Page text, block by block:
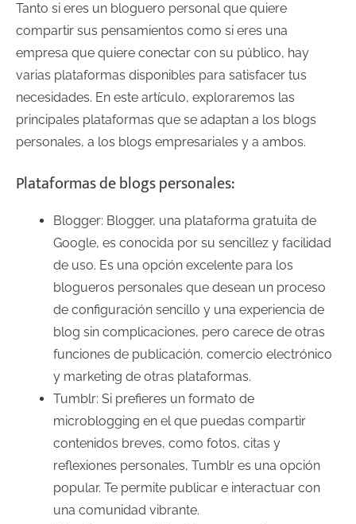
Tanto si eres un bloguero personal que quiere
compartir sus pensamientos como si eres una
empresa que quiere conectar con su público, hay
varias plataformas disponibles para satisfacer tus
necesidades. En este artículo, exploraremos las
principales plataformas que se adaptan a los blogs
personales, a los blogs empresariales y a ambos.
Plataformas de blogs personales:
Blogger: Blogger, una plataforma gratuita de
Google, es conocida por su sencillez y facilidad
de uso. Es una opción excelente para los
blogueros personales que desean un proceso
de configuración sencillo y una experiencia de
blog sin complicaciones, pero carece de otras
funciones de publicación, comercio electrónico
y marketing de otras plataformas.
Tumblr: Si prefieres un formato de
microblogging en el que puedas compartir
contenidos breves, como fotos, citas y
reflexiones personales, Tumblr es una opción
popular. Te permite publicar e interactuar con
una comunidad vibrante.